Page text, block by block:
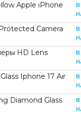
Apple iPhone
В
Camera
В
HD Lens
В
Iphone 17 Air
В
Diamond Glass
В